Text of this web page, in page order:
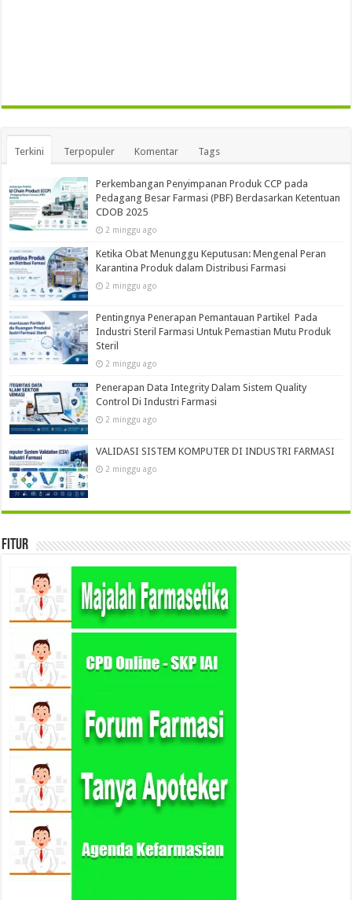
Terkini Terpopuler Komentar Tags
Perkembangan Penyimpanan Produk CCP pada
Pedagang Besar Farmasi (PBF) Berdasarkan Ketentuan
CDOB 2025
2 minggu ago
Ketika Obat Menunggu Keputusan: Mengenal Peran
Karantina Produk dalam Distribusi Farmasi
2 minggu ago
Pentingnya Penerapan Pemantauan Partikel Pada
Industri Steril Farmasi Untuk Pemastian Mutu Produk
Steril
2 minggu ago
Penerapan Data Integrity Dalam Sistem Quality
Control Di Industri Farmasi
2 minggu ago
VALIDASI SISTEM KOMPUTER DI INDUSTRI FARMASI
2 minggu ago
Fitur